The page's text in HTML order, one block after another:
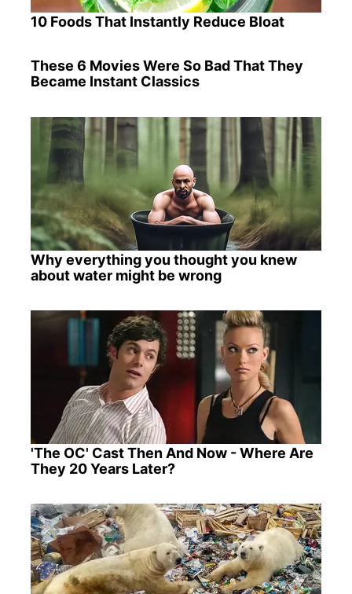
10 Foods That Instantly Reduce Bloat
These 6 Movies Were So Bad That They
Became Instant Classics
Why everything you thought you knew
about water might be wrong
'The OC' Cast Then And Now - Where Are
They 20 Years Later?